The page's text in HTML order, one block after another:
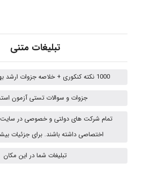
تبلیغات متنی
1000 نکته کنکوری + خلاصه جزوات ارشد بهداشت حرفه ای
جزوات و سوالات تستی آزمون
تمام شرکت های دولتی و خصوصی در
اختصاصی داشته باشند. برای جزئیات
تبلیغات شما در این مکان